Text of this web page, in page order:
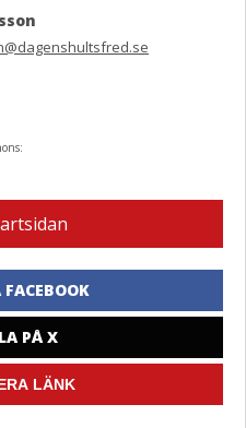
FACEBOOK
PÅ X
LÄNK